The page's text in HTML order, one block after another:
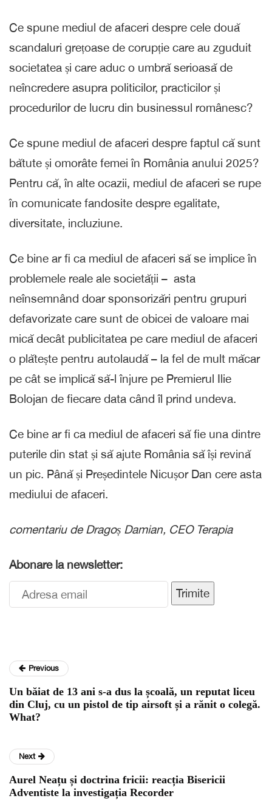
Ce spune mediul de afaceri despre cele două
scandaluri grețoase de corupție care au zguduit
societatea și care aduc o umbră serioasă de
neîncredere asupra politicilor, practicilor și
procedurilor de lucru din businessul românesc?
Ce spune mediul de afaceri despre faptul că sunt
bătute și omorâte femei în România anului 2025?
Pentru că, în alte ocazii, mediul de afaceri se rupe
în comunicate fandosite despre egalitate,
diversitate, incluziune.
Ce bine ar fi ca mediul de afaceri să se implice în
problemele reale ale societății – asta
neînsemnând doar sponsorizări pentru grupuri
defavorizate care sunt de obicei de valoare mai
mică decât publicitatea pe care mediul de afaceri
o plătește pentru autolaudă – la fel de mult măcar
pe cât se implică să-l înjure pe Premierul Ilie
Bolojan de fiecare data când îl prind undeva.
Ce bine ar fi ca mediul de afaceri să fie una dintre
puterile din stat și să ajute România să își revină
un pic. Până și Președintele Nicușor Dan cere asta
mediului de afaceri.
comentariu de Dragoș Damian, CEO Terapia
Abonare la newsletter:
Trimite
Previous
Un băiat de 13 ani s-a dus la școală, un reputat liceu
din Cluj, cu un pistol de tip airsoft și a rănit o colegă.
What?
Next
Aurel Neațu și doctrina fricii: reacția Bisericii
Adventiste la investigația Recorder